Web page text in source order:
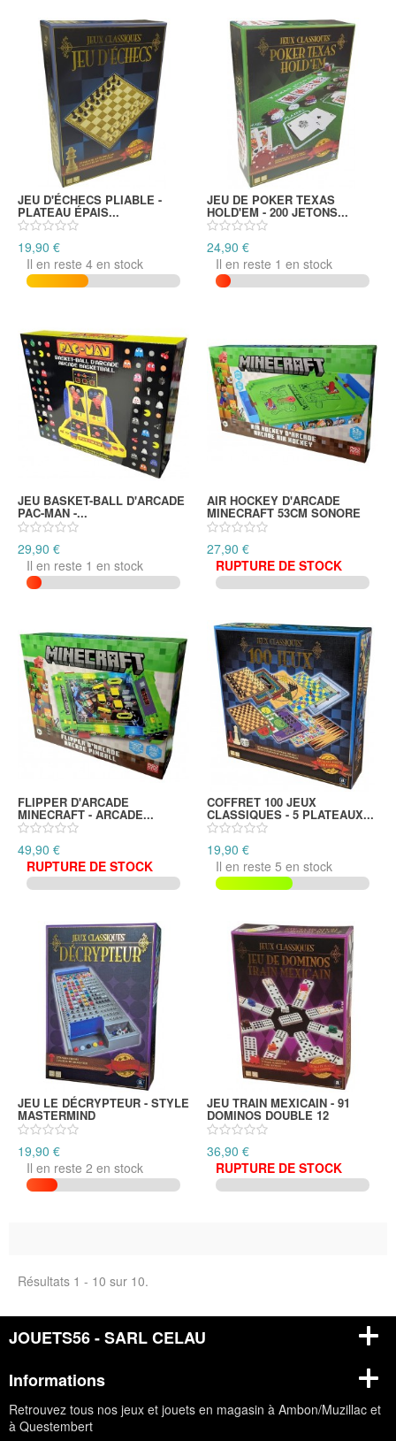
JEU D'ÉCHECS PLIABLE -
PLATEAU ÉPAIS...
19,90 €
Il en reste 4 en stock
JEU DE POKER TEXAS
HOLD'EM - 200 JETONS...
24,90 €
Il en reste 1 en stock
JEU BASKET-BALL D'ARCADE
PAC-MAN -...
29,90 €
Il en reste 1 en stock
AIR HOCKEY D'ARCADE
MINECRAFT 53CM SONORE
27,90 €
RUPTURE DE STOCK
FLIPPER D'ARCADE
MINECRAFT - ARCADE...
49,90 €
RUPTURE DE STOCK
COFFRET 100 JEUX
CLASSIQUES - 5 PLATEAUX...
19,90 €
Il en reste 5 en stock
JEU LE DÉCRYPTEUR - STYLE
MASTERMIND
19,90 €
Il en reste 2 en stock
JEU TRAIN MEXICAIN - 91
DOMINOS DOUBLE 12
36,90 €
RUPTURE DE STOCK
Résultats 1 - 10 sur 10.
JOUETS56 - SARL CELAU
Informations
Retrouvez tous nos jeux et jouets en magasin à Ambon/Muzillac et
à Questembert